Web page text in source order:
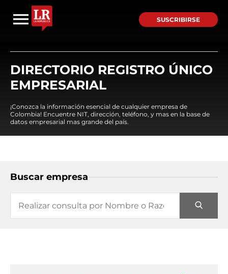
SUSCRIBIRSE
DIRECTORIO REGISTRO ÚNICO
EMPRESARIAL
¡Conozca la información esencial de cualquier empresa de
Colombia! Encuentre NIT, dirección, teléfono, y mas en la base de
datos empresarial mas grande del país.
Buscar empresa